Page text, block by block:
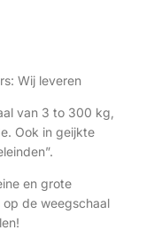
Wij leveren
van 3 to 300 kg,
Ook in geijkte
en grote
de weegschaal